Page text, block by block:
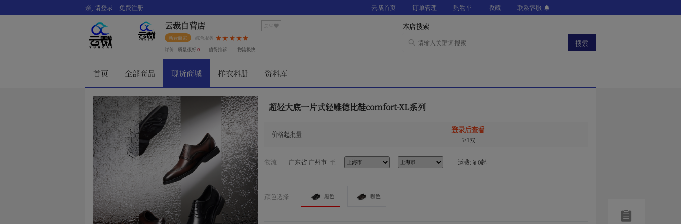
亲, 请登录 免费注册 云裁首页 订单管理 购物车 收藏 联系客服
云裁自营店
关注
新晋商家
综合服务
评价
质量很好 0 值得推荐 物流极快
本店搜索
搜索
首页 全部商品 现货商城 样衣料册 资料库
超轻大底一片式轻雕德比鞋comfort-XL系列
价格起批量 登录后查看
≥1双
物流 广东省 广州市 至 运费:￥0起
颜色选择 黑色 咖色